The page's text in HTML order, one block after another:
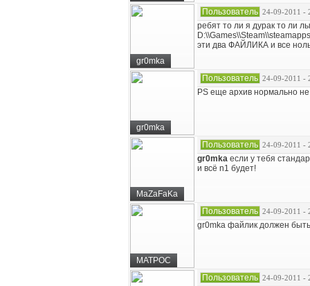
gr0mka
Пользователь 24-09-2011 -
ребят то ли я дурак то ли
эти два ФАЙЛИКА и все
gr0mka
Пользователь 24-09-2011 -
PS еще архив нормально
MaZaFaKa
Пользователь 24-09-2011 -
gr0mka если у тебя
и всё n1 будет!
MATPOC
Пользователь 24-09-2011 -
gr0mka файлик должен
Пользователь 24-09-2011 -